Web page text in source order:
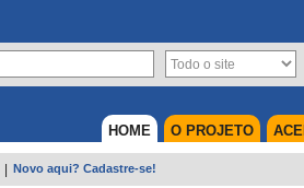
O PROJETO
HOME
Novo aqui? Cadastre-se!